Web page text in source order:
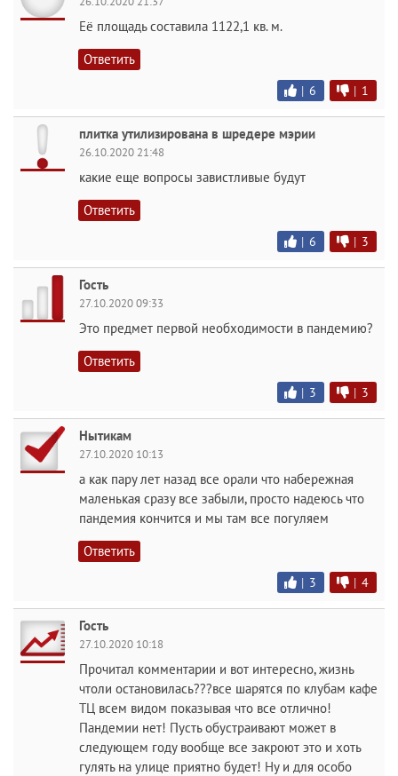
Её площадь составила 1122,1 кв. м.
Ответить
| 6 | 1
плитка утилизирована в шредере мэрии
26.10.2020 21:48
какие еще вопросы завистливые будут
Ответить
| 6 | 3
Гость
27.10.2020 09:33
Это предмет первой необходимости в пандемию?
Ответить
| 3 | 3
Нытикам
27.10.2020 10:13
а как пару лет назад все орали что набережная
маленькая сразу все забыли, просто надеюсь что
пандемия кончится и мы там все погуляем
Ответить
| 3 | 4
Гость
27.10.2020 10:18
Прочитал комментарии и вот интересно, жизнь
чтоли остановилась???все шарятся по клубам кафе
ТЦ всем видом показывая что все отлично!
Пандемии нет! Пусть обустраивают может в
следующем году вообще все закроют это и хоть
гулять на улице приятно будет! Ну и для особо